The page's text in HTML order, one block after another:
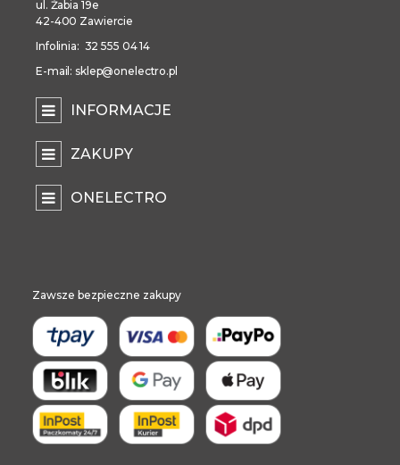
ul. Żabia 19e
42-400 Zawiercie
Infolinia: 32 555 04 14
E-mail: sklep@onelectro.pl
INFORMACJE
ZAKUPY
ONELECTRO
Zawsze bezpieczne zakupy